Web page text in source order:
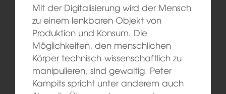
Mit der Digitalisierung wird der Mensch
zu einem lenkbaren Objekt von
Produktion und Konsum. Die
Möglichkeiten, den menschlichen
Körper technisch-wissenschaftlich zu
manipulieren, sind gewaltig. Peter
Kampits spricht unter anderem auch